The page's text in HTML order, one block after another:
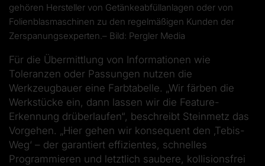
gehören Hersteller von Getänkeabfüllanlagen oder von
Folienblasmaschinen zu den regelmäßigen Kunden der
Zerspanungsexperten.– Bild: Pergler Media
Für die Übermittlung von Informationen wie
Toleranzen oder Passungen nutzen die
Werkzeugbauer eine Farbtabelle. „Wir färben die
Werkstücke ein, dann lassen wir die Feature-
Erkennung drüberlaufen“, beschreibt Steinmetz das
Vorgehen. „Hier gehen wir konsequent den ‚Tebis-
Weg‘ – der garantiert effizientes, schnelles
Programmieren und letztlich saubere, kollisionsfrei